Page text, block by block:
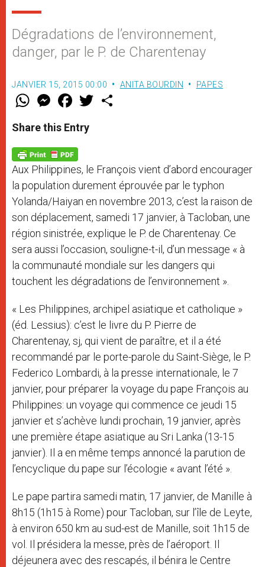
Dégradations de l’environnement,
danger, par le P. de Charentenay
JANVIER 15, 2015 00:00 ANITA BOURDIN PAPES
W
t
s
p
p
M
e
s
e
g
e
r
F
a
e
b
o
k
w
Share this Entry
Aux Philippines, le François vient d’abord encourager
la population durement éprouvée par le typhon
Yolanda/Haiyan en novembre 2013, c’est la raison de
son déplacement, samedi 17 janvier, à Tacloban, une
région sinistrée, explique le P. de Charentenay. Ce
sera aussi l’occasion, souligne-t-il, d’un message « à
la communauté mondiale sur les dangers qui
touchent les dégradations de l’environnement ».
« Les Philippines, archipel asiatique et catholique »
(éd. Lessius): c’est le livre du P. Pierre de
Charentenay, sj, qui vient de paraître, et il a été
recommandé par le porte-parole du Saint-Siège, le P.
Federico Lombardi, à la presse internationale, le 7
janvier, pour préparer la voyage du pape François au
Philippines: un voyage qui commence ce jeudi 15
janvier et s’achève lundi prochain, 19 janvier, après
une première étape asiatique au Sri Lanka (13-15
janvier). Il a en même temps annoncé la parution de
l’encyclique du pape sur l’écologie « avant l’été ».
Le pape partira samedi matin, 17 janvier, de Manille à
8h15 (1h15 à Rome) pour Tacloban, sur l’île de Leyte,
à environ 650 km au sud-est de Manille, soit 1h15 de
vol. Il présidera la messe, près de l’aéroport. Il
déjeunera avec des rescapés, il bénira le Centre